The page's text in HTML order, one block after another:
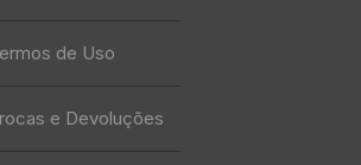
de Uso
e Devoluções